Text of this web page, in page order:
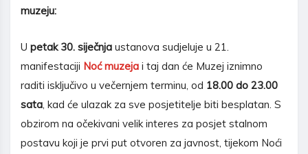
muzeju:
U petak 30. siječnja ustanova sudjeluje u 21.
manifestaciji Noć muzeja i taj dan će Muzej iznimno
raditi isključivo u večernjem terminu, od 18.00 do 23.00
sata, kad će ulazak za sve posjetitelje biti besplatan. S
obzirom na očekivani velik interes za posjet stalnom
postavu koji je prvi put otvoren za javnost, tijekom Noći